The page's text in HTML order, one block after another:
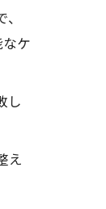
ケ
し
え